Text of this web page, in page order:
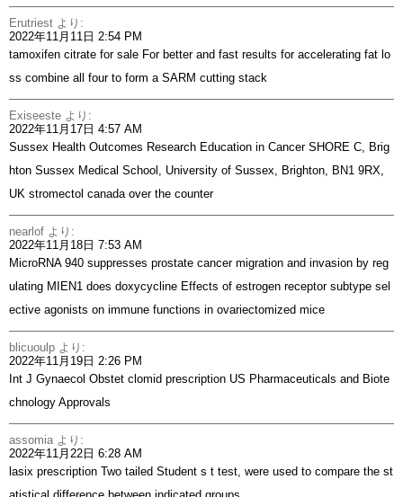
Erutriest より:
2022年11月11日 2:54 PM
tamoxifen citrate for sale For better and fast results for accelerating fat lo
ss combine all four to form a SARM cutting stack
Exiseeste より:
2022年11月17日 4:57 AM
Sussex Health Outcomes Research Education in Cancer SHORE C, Brig
hton Sussex Medical School, University of Sussex, Brighton, BN1 9RX,
UK stromectol canada over the counter
nearlof より:
2022年11月18日 7:53 AM
MicroRNA 940 suppresses prostate cancer migration and invasion by reg
ulating MIEN1 does doxycycline Effects of estrogen receptor subtype sel
ective agonists on immune functions in ovariectomized mice
blicuoulp より:
2022年11月19日 2:26 PM
Int J Gynaecol Obstet clomid prescription US Pharmaceuticals and Biote
chnology Approvals
assomia より:
2022年11月22日 6:28 AM
lasix prescription Two tailed Student s t test, were used to compare the st